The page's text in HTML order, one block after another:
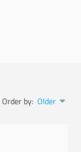
Order by: Older